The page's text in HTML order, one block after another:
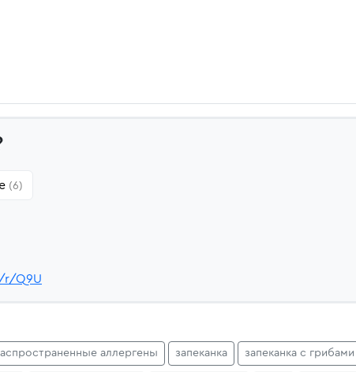
(6)
r/Q9U
аллергены запеканка запеканка с грибами